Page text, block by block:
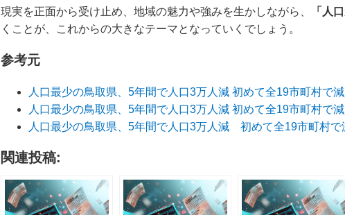
現実を正面から受け止め、地域の魅力や強みを生かしながら、
「人
くことが、これからの大きなテーマとなっていくでしょう。
参考元
人口最少の鳥取県、5年間で人口3万人減 初めて全19市町村で減
人口最少の鳥取県、5年間で人口3万人減 初めて全19市町村で
人口最少の鳥取県、5年間で人口3万人減 初めて全19市町村で
関連投稿: